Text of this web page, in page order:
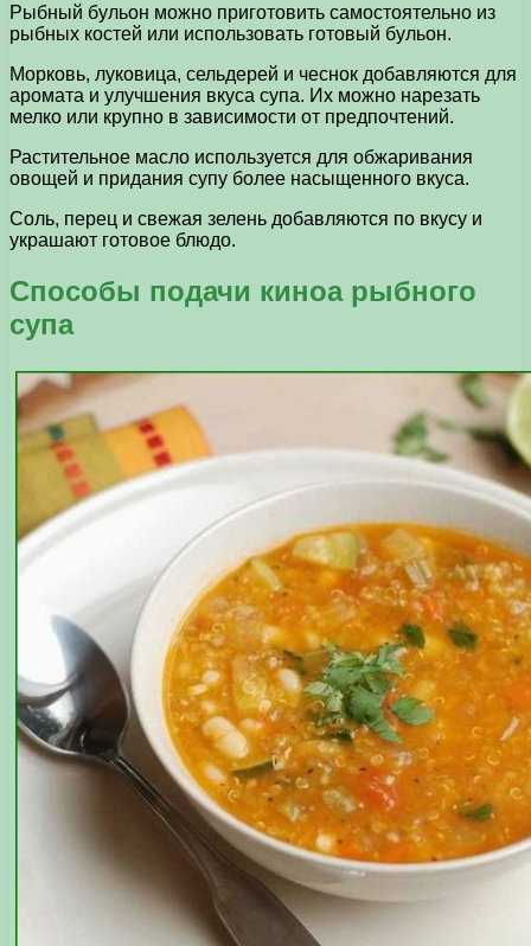
Рыбный бульон можно приготовить самостоятельно из
рыбных костей или использовать готовый бульон.
Морковь, луковица, сельдерей и чеснок добавляются для
аромата и улучшения вкуса супа. Их можно нарезать
мелко или крупно в зависимости от предпочтений.
Растительное масло используется для обжаривания
овощей и придания супу более насыщенного вкуса.
Соль, перец и свежая зелень добавляются по вкусу и
украшают готовое блюдо.
Способы подачи киноа рыбного
супа